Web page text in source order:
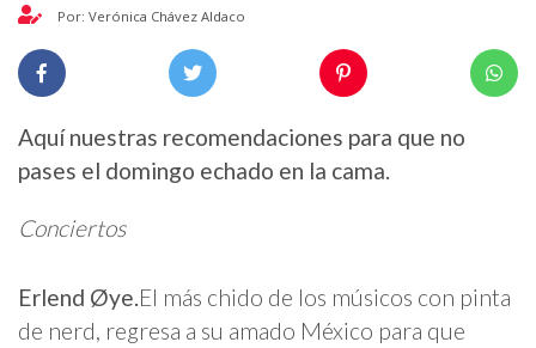
Por: Verónica Chávez Aldaco
Aquí nuestras recomendaciones para que no
pases el domingo echado en la cama.
Conciertos
Erlend Øye. El más chido de los músicos con pinta
de nerd, regresa a su amado México para que